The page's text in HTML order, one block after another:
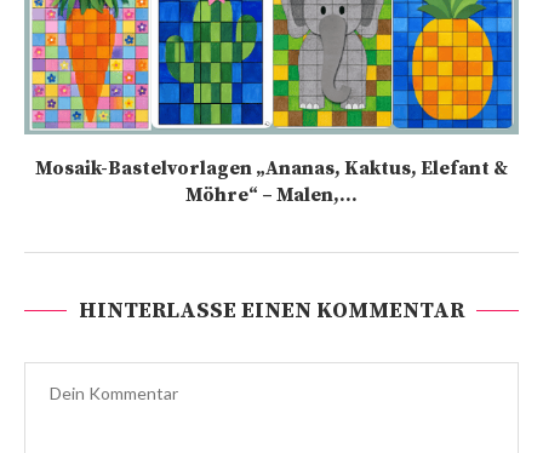
Mosaik-Bastelvorlagen „Ananas, Kaktus, Elefant &
Möhre“ – Malen,...
HINTERLASSE EINEN KOMMENTAR